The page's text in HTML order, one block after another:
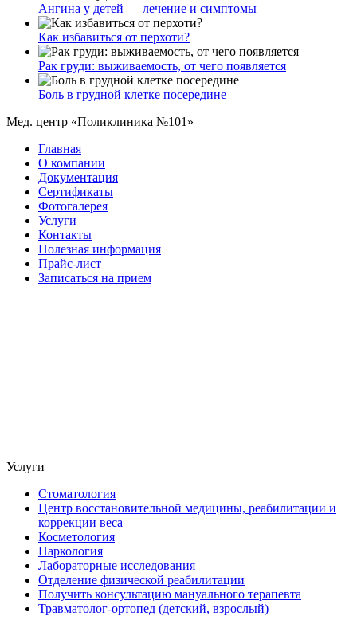
Ангина у детей — лечение и симптомы
Как избавиться от перхоти?
Рак груди: выживаемость, от чего появляется
Боль в грудной клетке посередине
Мед. центр «Поликлиника №101»
Главная
О компании
Документация
Сертификаты
Фотогалерея
Услуги
Контакты
Полезная информация
Прайс-лист
Записаться на прием
Услуги
Стоматология
Центр восстановительной медицины, реабилитации и
коррекции веса
Косметология
Наркология
Лабораторные исследования
Отделение физической реабилитации
Получить консультацию мануального терапевта
Травматолог-ортопед (детский, взрослый)